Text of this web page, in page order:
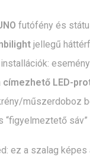
futófény és
jellegű
címezhető LED-
műszerdoboz
“figyelmeztető
ez a szalag képes